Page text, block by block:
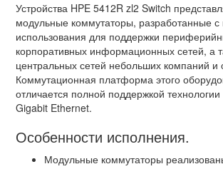
Устройства HPE 5412R zl2 Switch
модульные коммутаторы, разработанные
использования для поддержки
корпоративных информационных сетей, а
центральных сетей небольших компаний и
Коммутационная платформа этого
отличается полной поддержкой
Gigabit Ethernet.
Особенности исполнения.
Модульные коммутаторы